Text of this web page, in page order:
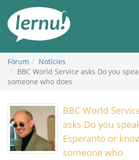
contingut
Fòrum
Notícies
BBC World Service asks Do you
someone who does
BBC World
asks Do you
Esperanto or
someone who